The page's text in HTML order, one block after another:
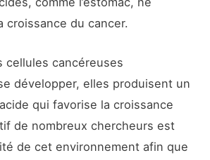
croissance du cancer.
cellules cancéreuses
développer, elles produisent un
qui favorise la croissance
de nombreux chercheurs est
de cet environnement afin que